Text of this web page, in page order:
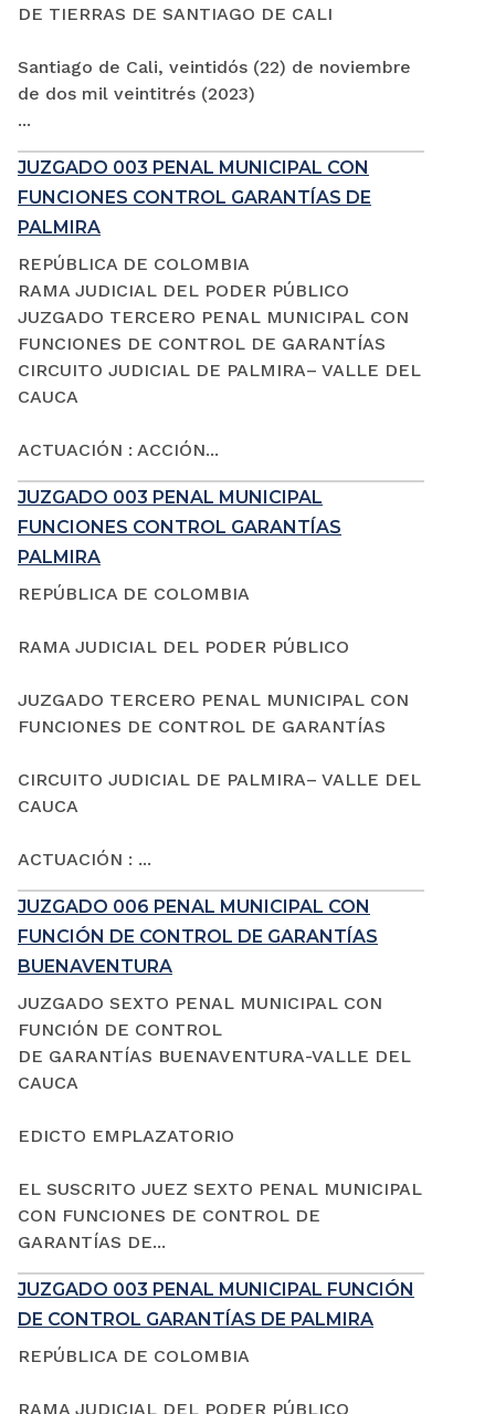
DE TIERRAS DE SANTIAGO DE CALI
Santiago de Cali, veintidós (22) de noviembre
de dos mil veintitrés (2023)
...
JUZGADO 003 PENAL MUNICIPAL CON
FUNCIONES CONTROL GARANTÍAS DE
PALMIRA
REPÚBLICA DE COLOMBIA
RAMA JUDICIAL DEL PODER PÚBLICO
JUZGADO TERCERO PENAL MUNICIPAL CON
FUNCIONES DE CONTROL DE GARANTÍAS
CIRCUITO JUDICIAL DE PALMIRA– VALLE DEL
CAUCA
ACTUACIÓN : ACCIÓN...
JUZGADO 003 PENAL MUNICIPAL
FUNCIONES CONTROL GARANTÍAS
PALMIRA
REPÚBLICA DE COLOMBIA
RAMA JUDICIAL DEL PODER PÚBLICO
JUZGADO TERCERO PENAL MUNICIPAL CON
FUNCIONES DE CONTROL DE GARANTÍAS
CIRCUITO JUDICIAL DE PALMIRA– VALLE DEL
CAUCA
ACTUACIÓN : ...
JUZGADO 006 PENAL MUNICIPAL CON
FUNCIÓN DE CONTROL DE GARANTÍAS
BUENAVENTURA
JUZGADO SEXTO PENAL MUNICIPAL CON
FUNCIÓN DE CONTROL
DE GARANTÍAS BUENAVENTURA-VALLE DEL
CAUCA
EDICTO EMPLAZATORIO
EL SUSCRITO JUEZ SEXTO PENAL MUNICIPAL
CON FUNCIONES DE CONTROL DE
GARANTÍAS DE...
JUZGADO 003 PENAL MUNICIPAL FUNCIÓN
DE CONTROL GARANTÍAS DE PALMIRA
REPÚBLICA DE COLOMBIA
RAMA JUDICIAL DEL PODER PÚBLICO